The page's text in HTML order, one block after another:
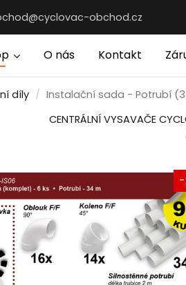
obchod.cz
O nás Kontakt
díly
Instalační sada - Potrubí
CENTRÁLNÍ VYSAVAČE